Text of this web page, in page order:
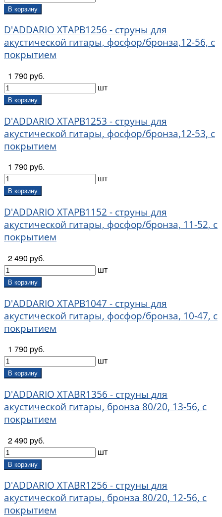
В корзину
D'ADDARIO XTAPB1256 - струны для
акустической гитары, фосфор/бронза,12-56, с
покрытием
1 790 руб.
шт
В корзину
D'ADDARIO XTAPB1253 - струны для
акустической гитары, фосфор/бронза,12-53, с
покрытием
1 790 руб.
шт
В корзину
D'ADDARIO XTAPB1152 - струны для
акустической гитары, фосфор/бронза, 11-52, с
покрытием
2 490 руб.
шт
В корзину
D'ADDARIO XTAPB1047 - струны для
акустической гитары, фосфор/бронза, 10-47, с
покрытием
1 790 руб.
шт
В корзину
D'ADDARIO XTABR1356 - струны для
акустической гитары, бронза 80/20, 13-56, с
покрытием
2 490 руб.
шт
В корзину
D'ADDARIO XTABR1256 - струны для
акустической гитары, бронза 80/20, 12-56, с
покрытием